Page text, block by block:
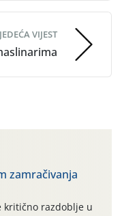
VIJEST
zamračivanja
kritično razdoblje u